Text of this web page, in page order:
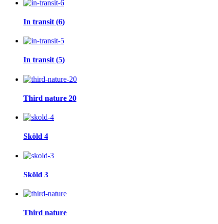
In transit (6)
In transit (5)
Third nature 20
Sköld 4
Sköld 3
Third nature